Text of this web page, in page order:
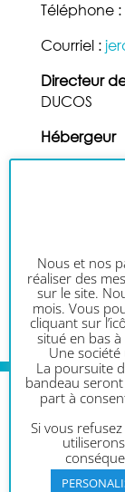
Téléphone :
Courriel :
Directeur
DUCOS
Hébergeur
2 rue
N° de
Votre
à
Nous et nos
réaliser des
sur le site.
mois. Vous
cliquant sur
situé en bas
Une
La poursuite
bandeau
part à
Si vous